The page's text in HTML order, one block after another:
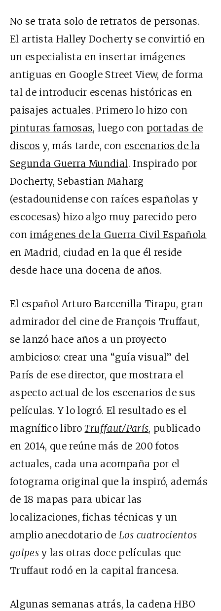
No se trata solo de retratos de personas.
El artista Halley Docherty se convirtió en
un especialista en insertar imágenes
antiguas en Google Street View, de forma
tal de introducir escenas históricas en
paisajes actuales. Primero lo hizo con
pinturas famosas, luego con portadas de
discos y, más tarde, con escenarios de la
Segunda Guerra Mundial. Inspirado por
Docherty, Sebastian Maharg
(estadounidense con raíces españolas y
escocesas) hizo algo muy parecido pero
conimágenes de la Guerra Civil Española
en Madrid, ciudad en la que él reside
desde hace una docena de años.
El español Arturo Barcenilla Tirapu, gran
admirador del cine de François Truffaut,
se lanzó hace años a un proyecto
ambicioso: crear una “guía visual” del
París de ese director, que mostrara el
aspecto actual de los escenarios de sus
películas. Y lo logró. El resultado es el
magnífico libroTruffaut/París, publicado
en 2014, que reúne más de 200 fotos
actuales, cada una acompaña por el
fotograma original que la inspiró, además
de 18 mapas para ubicar las
localizaciones, fichas técnicas y un
amplio anecdotario de Los cuatrocientos
golpes y las otras doce películas que
Truffaut rodó en la capital francesa.
Algunas semanas atrás, la cadena HBO